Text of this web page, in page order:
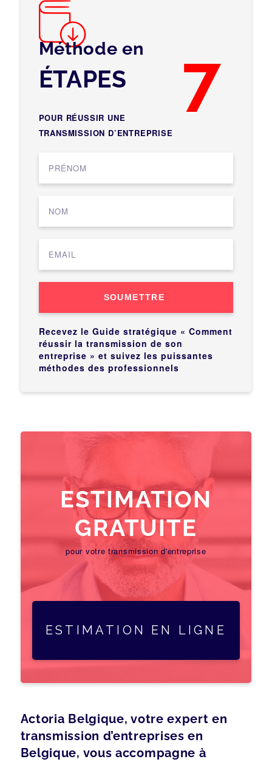
Méthode en 7
ÉTAPES
POUR RÉUSSIR UNE
TRANSMISSION D’ENTREPRISE
SOUMETTRE
Recevez le Guide stratégique « Comment
réussir la transmission de son
entreprise » et suivez les puissantes
méthodes des professionnels
ESTIMATION
GRATUITE
pour votre transmission d'entreprise
ESTIMATION EN LIGNE
Actoria Belgique, votre expert en
transmission d’entreprises en
Belgique, vous accompagne à